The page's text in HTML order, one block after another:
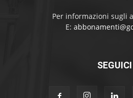
Per informazioni sugli
E:
SEGUICI